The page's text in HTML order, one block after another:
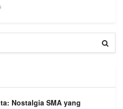
Nostalgia SMA yang